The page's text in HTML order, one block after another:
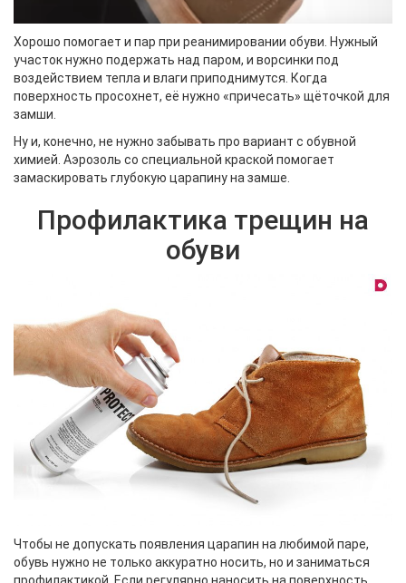
Хорошо помогает и пар при реанимировании обуви. Нужный
участок нужно подержать над паром, и ворсинки под
воздействием тепла и влаги приподнимутся. Когда
поверхность просохнет, её нужно «причесать» щёточкой для
замши.
Ну и, конечно, не нужно забывать про вариант с обувной
химией. Аэрозоль со специальной краской помогает
замаскировать глубокую царапину на замше.
Профилактика трещин на
обуви
Чтобы не допускать появления царапин на любимой паре,
обувь нужно не только аккуратно носить, но и заниматься